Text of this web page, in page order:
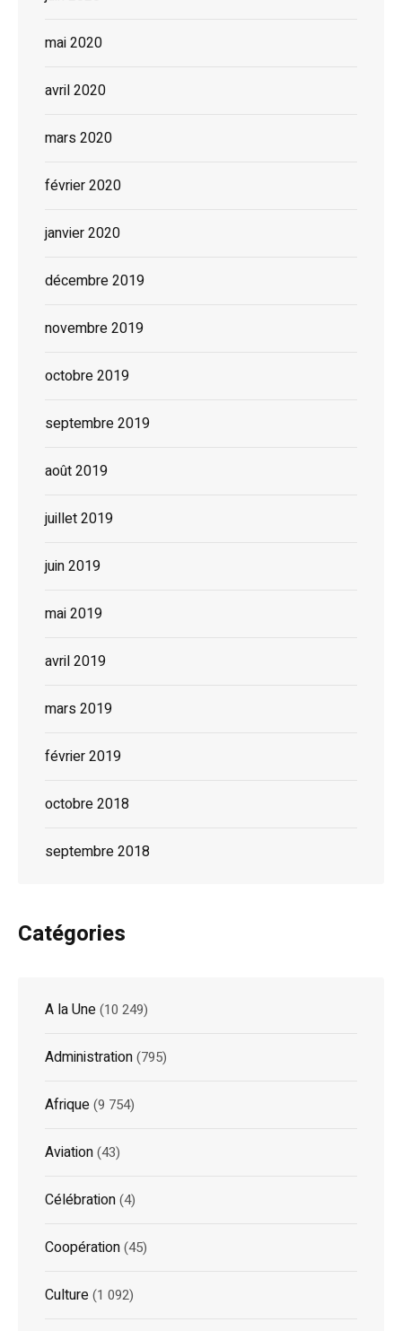
mai 2020
avril 2020
mars 2020
février 2020
janvier 2020
décembre 2019
novembre 2019
octobre 2019
septembre 2019
août 2019
juillet 2019
juin 2019
mai 2019
avril 2019
mars 2019
février 2019
octobre 2018
septembre 2018
Catégories
A la Une(10 249)
Administration(795)
Afrique(9 754)
Aviation(43)
Célébration(4)
Coopération(45)
Culture(1 092)